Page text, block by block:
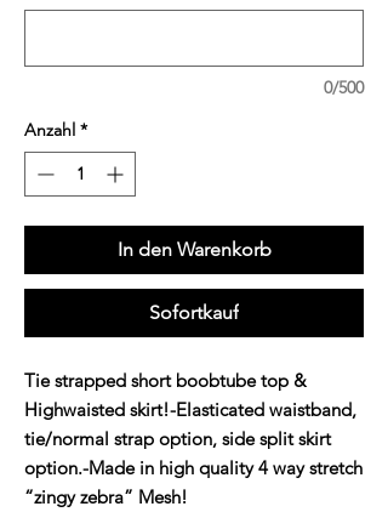
0/500
Anzahl *
In den Warenkorb
Sofortkauf
Tie strapped short boobtube top &
Highwaisted skirt!-Elasticated waistband,
tie/normal strap option, side split skirt
option.-Made in high quality 4 way stretch
“zingy zebra” Mesh!